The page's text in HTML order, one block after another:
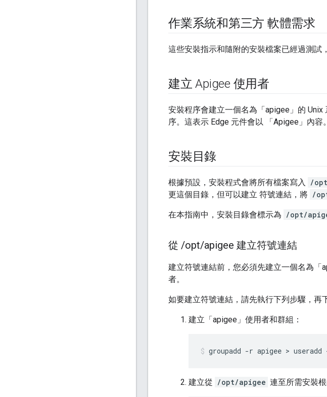
作業系統和第三方 軟體需求
這些安裝指示和隨附的安裝檔案已經過測試
建立 Apigee 使用者
安裝程序會建立一個名為「apigee」的
序。這表示 Edge 元件會以 「Apigee」內
安裝目錄
根據預設，安裝程式會將所有檔案寫入 /
更這個目錄，但可以建立 符號連結，將 /
在本指南中，安裝目錄會標示為 /opt/
從 /opt/apigee 建立符號連結
建立符號連結前，您必須先建立一個名為「
者。
如要建立符號連結，請先執行下列步驟，再
建立「apigee」使用者和群組：
groupadd -r apigee >
建立從 /opt/apigee 連至所需安裝